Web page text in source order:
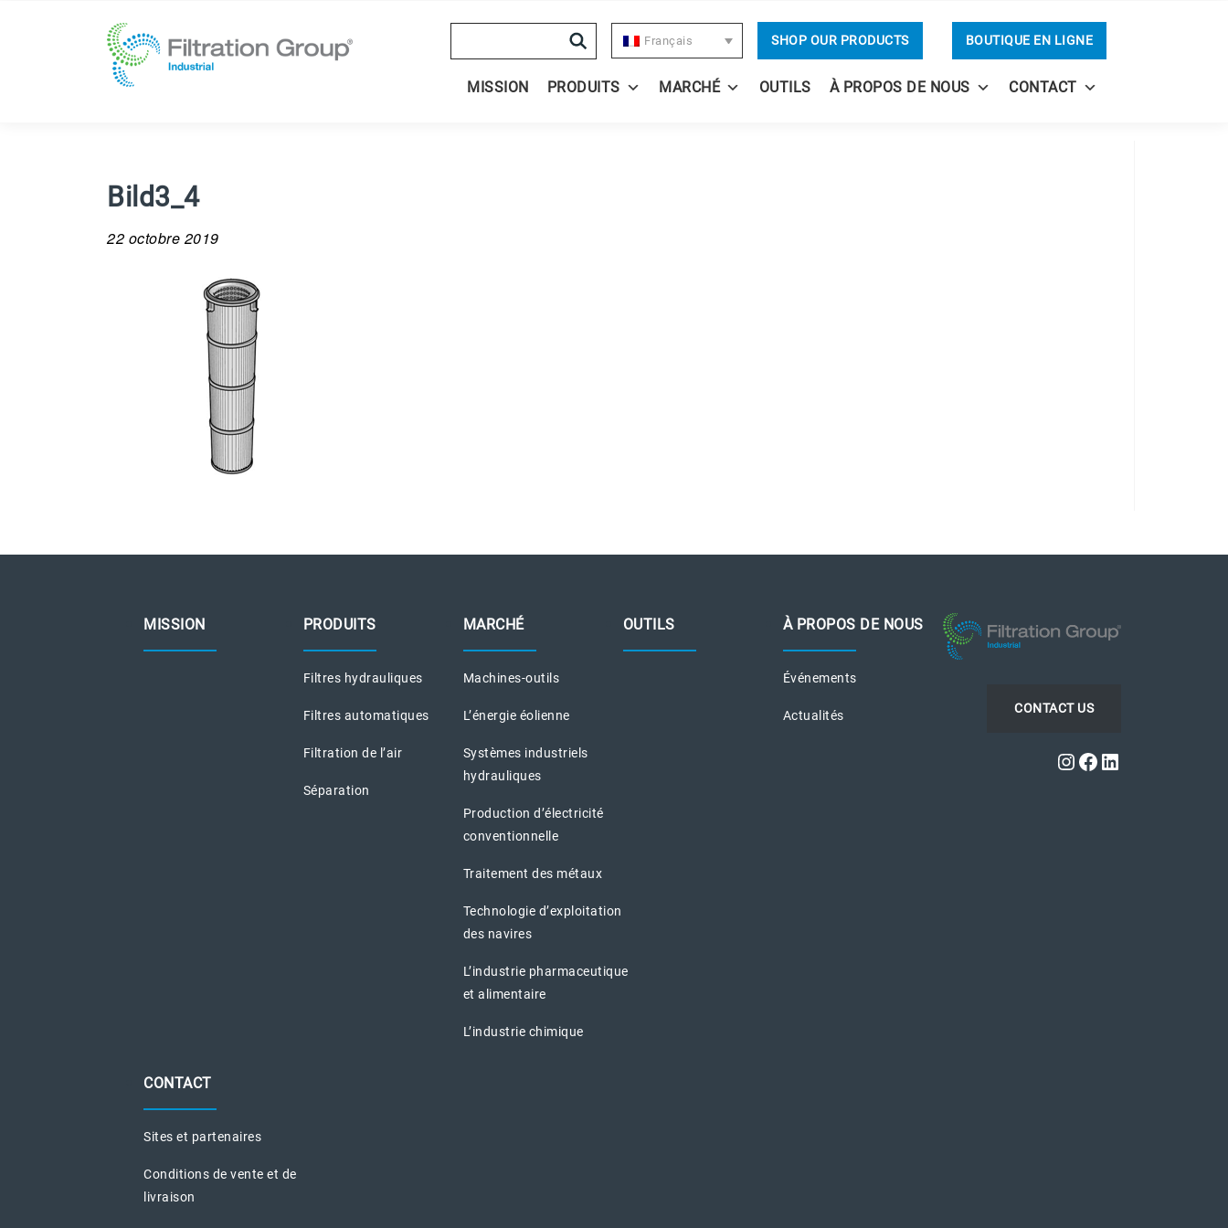
Français SHOP OUR PRODUCTS BOUTIQUE EN LIGNE
MISSION PRODUITS MARCHÉ OUTILS À PROPOS DE NOUS CONTACT
Bild3_4
22 octobre 2019
MISSION PRODUITS
Filtres hydrauliques
Filtres automatiques
Filtration de l’air
Séparation
MARCHÉ
Machines-outils
L’énergie éolienne
Systèmes industriels
hydrauliques
Production d’électricité
conventionnelle
Traitement des métaux
Technologie d’exploitation
des navires
L’industrie pharmaceutique
et alimentaire
L’industrie chimique
OUTILS À PROPOS DE NOUS
Événements
Actualités
CONTACT
Sites et partenaires
Conditions de vente et de
livraison
CONTACT US
Instagram
Facebook
LinkedIn